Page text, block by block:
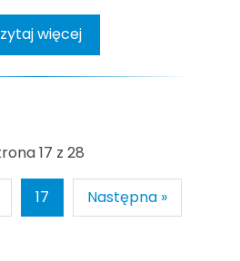
więcej
17 z 28
17 Następna »